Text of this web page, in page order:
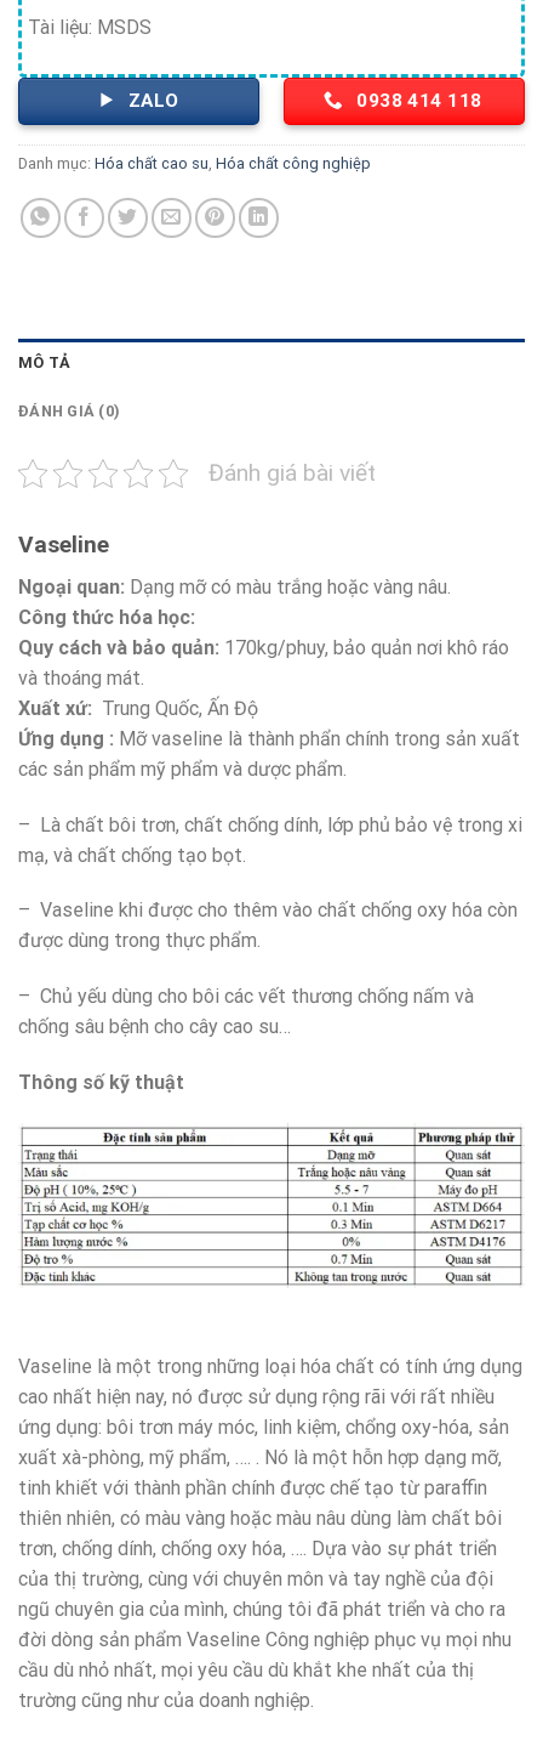
Tài liệu: MSDS
ZALO 0938 414 118
Danh mục: Hóa chất cao su, Hóa chất công nghiệp
MÔ TẢ
ĐÁNH GIÁ (0)
Đánh giá bài viết
Vaseline
Ngoại quan: Dạng mỡ có màu trắng hoặc vàng nâu.
Công thức hóa học:
Quy cách và bảo quản: 170kg/phuy, bảo quản nơi khô ráo
và thoáng mát.
Xuất xứ: Trung Quốc, Ấn Độ
Ứng dụng : Mỡ vaseline là thành phẩn chính trong sản xuất
các sản phẩm mỹ phẩm và dược phẩm.
– Là chất bôi trơn, chất chống dính, lớp phủ bảo vệ trong xi
mạ, và chất chống tạo bọt.
– Vaseline khi được cho thêm vào chất chống oxy hóa còn
được dùng trong thực phẩm.
– Chủ yếu dùng cho bôi các vết thương chống nấm và
chống sâu bệnh cho cây cao su…
Thông số kỹ thuật
Vaseline là một trong những loại hóa chất có tính ứng dụng
cao nhất hiện nay, nó được sử dụng rộng rãi với rất nhiều
ứng dụng: bôi trơn máy móc, linh kiệm, chổng oxy-hóa, sản
xuất xà-phòng, mỹ phẩm, …. . Nó là một hỗn hợp dạng mỡ,
tinh khiết với thành phần chính được chế tạo từ paraffin
thiên nhiên, có màu vàng hoặc màu nâu dùng làm chất bôi
trơn, chống dính, chống oxy hóa, …. Dựa vào sự phát triển
của thị trường, cùng với chuyên môn và tay nghề của đội
ngũ chuyên gia của mình, chúng tôi đã phát triển và cho ra
đời dòng sản phẩm Vaseline Công nghiệp phục vụ mọi nhu
cầu dù nhỏ nhất, mọi yêu cầu dù khắt khe nhất của thị
trường cũng như của doanh nghiệp.